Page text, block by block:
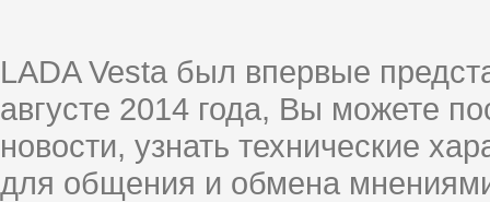
LADA Vesta был впервые
августе 2014 года, Вы можете
новости, узнать технические
для общения и обмена